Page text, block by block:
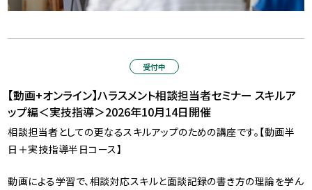
受付中
【動画+オンライン】ハラスメント相談担当者セミナー スキルア
ップ編＜実技指導＞2026年10月14日開催
相談担当者としての更なるスキルアップのための講座です。【動画半
日＋実技指導半日コース】
動画による学習で、相談対応スキルと面談記録の書き方の理論を学ん